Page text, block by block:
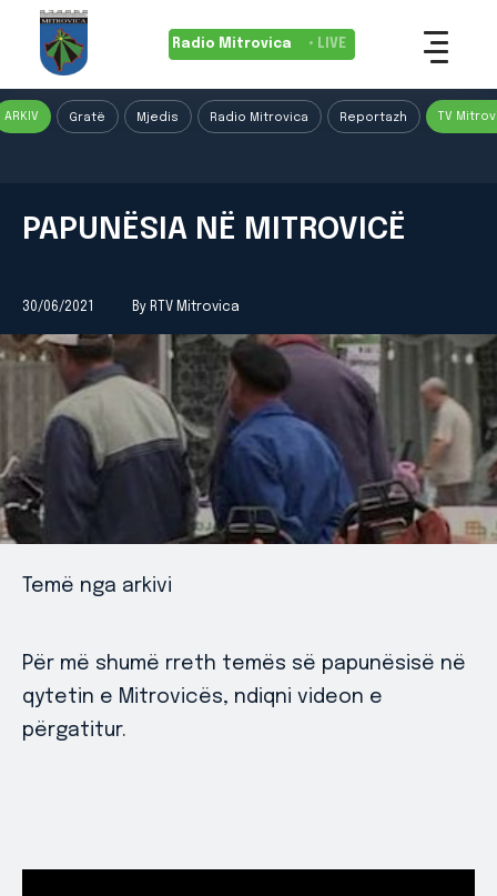
Radio Mitrovica • LIVE
ARKIV Gratë Mjedis Radio Mitrovica Reportazh TV
PAPUNËSIA NË MITROVICË
30/06/2021 By RTV Mitrovica
Temë nga arkivi
Për më shumë rreth temës së papunësisë në
qytetin e Mitrovicës, ndiqni videon e
përgatitur.